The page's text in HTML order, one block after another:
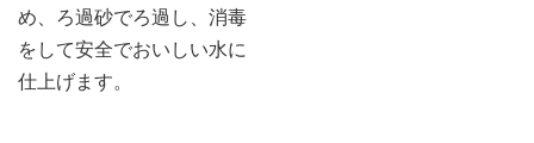
め、ろ過砂でろ過し、消毒
をして安全でおいしい水に
仕上げます。